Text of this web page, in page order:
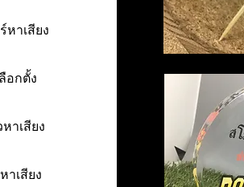
หาเสียง
อกตั้ง
าเสียง
าเสียง